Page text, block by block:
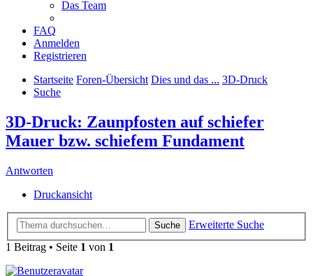
Das Team
FAQ
Anmelden
Registrieren
Startseite Foren-Übersicht Dies und das ... 3D-Druck
Suche
3D-Druck: Zaunpfosten auf schiefer
Mauer bzw. schiefem Fundament
Antworten
Druckansicht
Suche
Erweiterte Suche
1 Beitrag • Seite 1 von 1